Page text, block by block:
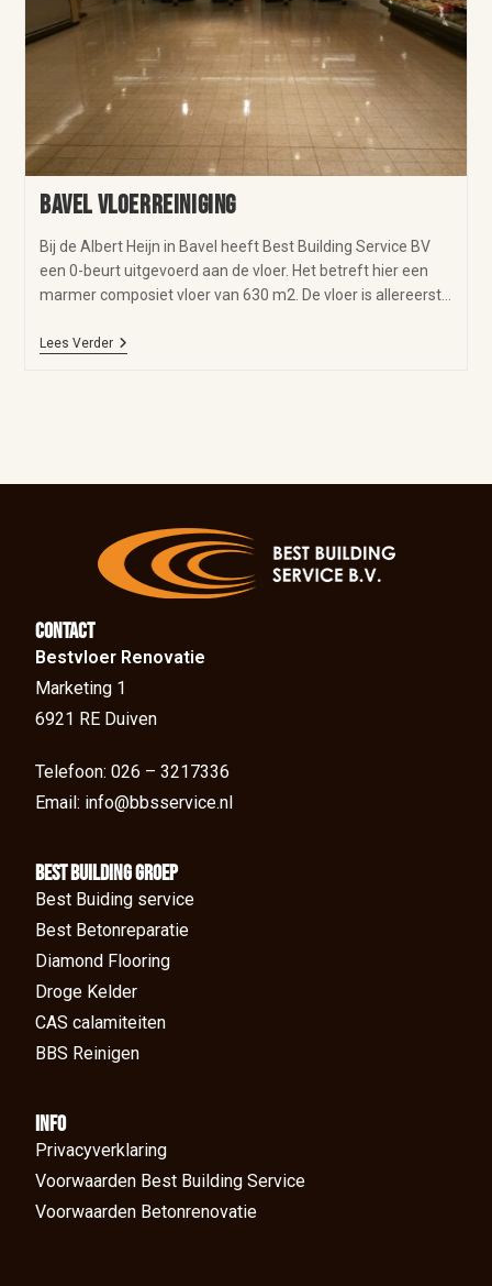
Bavel vloerreiniging
Bij de Albert Heijn in Bavel heeft Best Building Service BV
een 0-beurt uitgevoerd aan de vloer. Het betreft hier een
marmer composiet vloer van 630 m2. De vloer is allereerst…
Lees Verder
Contact
Bestvloer Renovatie
Marketing 1
6921 RE Duiven
Telefoon: 026 – 3217336
Email: info@bbsservice.nl
BEst Building groep
Best Buiding service
Best Betonreparatie
Diamond Flooring
Droge Kelder
CAS calamiteiten
BBS Reinigen
Info
Privacyverklaring
Voorwaarden Best Building Service
Voorwaarden Betonrenovatie